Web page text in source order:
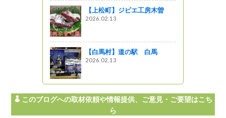
【上松町】ジビエ工房木曽
2026.02.13
【白馬村】道の駅 白馬
2026.02.13
このブログへの取材依頼や情報提供、ご意見・ご要望はこち
ら